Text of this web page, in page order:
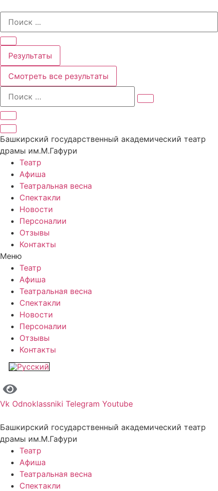
содержимому
Search
Результаты
Смотреть все результаты
Башкирский государственный академический театр
драмы им.М.Гафури
Театр
Афиша
Театральная весна
Спектакли
Новости
Персоналии
Отзывы
Контакты
Меню
Театр
Афиша
Театральная весна
Спектакли
Новости
Персоналии
Отзывы
Контакты
Vk Odnoklassniki Telegram Youtube
Башкирский государственный академический театр
драмы им.М.Гафури
Театр
Афиша
Театральная весна
Спектакли